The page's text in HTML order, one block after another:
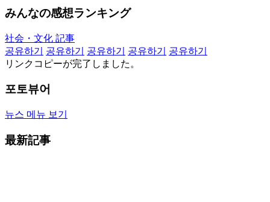
みんなの感想ランキング
社会・文化 記事
공유하기
공유하기 공유하기 공유하기
공유하기
リンクコピーが完了しました。
포토뷰어
뉴스 메뉴 보기
最新記事